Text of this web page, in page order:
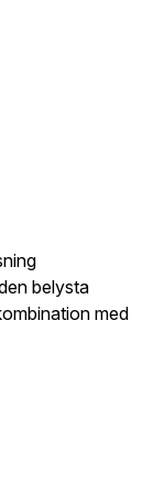
belysta
med
enligt